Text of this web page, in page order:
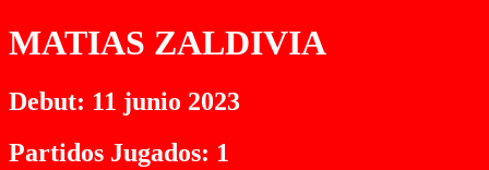
MATIAS ZALDIVIA
Debut: 11 junio 2023
Partidos Jugados: 1